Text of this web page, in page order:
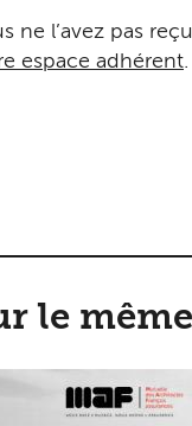
ne l’avez pas
espace adhérent.
le